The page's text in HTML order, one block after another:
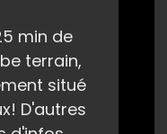
min de
terrain,
situé
D'autres